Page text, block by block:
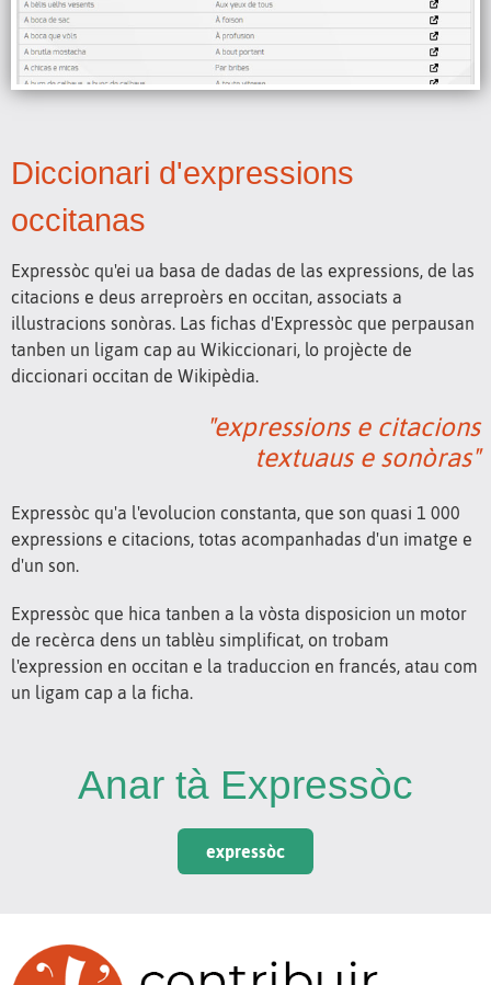
Diccionari d'expressions
occitanas
Expressòc qu'ei ua basa de dadas de las expressions, de las
citacions e deus arreproèrs en occitan, associats a
illustracions sonòras. Las fichas d'Expressòc que perpausan
tanben un ligam cap au Wikiccionari, lo projècte de
diccionari occitan de Wikipèdia.
"expressions e citacions
textuaus e sonòras"
Expressòc qu'a l'evolucion constanta, que son quasi 1 000
expressions e citacions, totas acompanhadas d'un imatge e
d'un son.
Expressòc que hica tanben a la vòsta disposicion un motor
de recèrca dens un tablèu simplificat, on trobam
l'expression en occitan e la traduccion en francés, atau com
un ligam cap a la ficha.
Anar tà Expressòc
expressòc